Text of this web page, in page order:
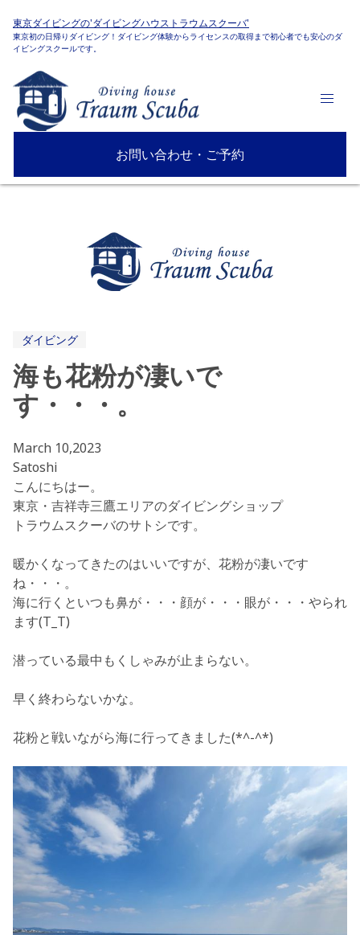
東京ダイビングの'ダイビングハウストラウムスクーバ'
東京初の日帰りダイビング！ダイビング体験からライセンスの取得まで初心者でも安心のダ
イビングスクールです。
お問い合わせ・ご予約
ダイビング
海も花粉が凄いで
す・・・。
March 10,2023
Satoshi
こんにちはー。
東京・吉祥寺三鷹エリアのダイビングショップ
トラウムスクーバのサトシです。
暖かくなってきたのはいいですが、花粉が凄いです
ね・・・。
海に行くといつも鼻が・・・顔が・・・眼が・・・やられ
ます(T_T)
潜っている最中もくしゃみが止まらない。
早く終わらないかな。
花粉と戦いながら海に行ってきました(*^-^*)